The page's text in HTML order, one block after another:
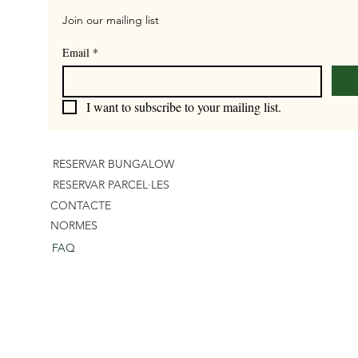
Join our mailing list
Email *
I want to subscribe to your mailing list.
RESERVAR BUNGALOW
RESERVAR PARCEL·LES
CONTACTE
NORMES
FAQ